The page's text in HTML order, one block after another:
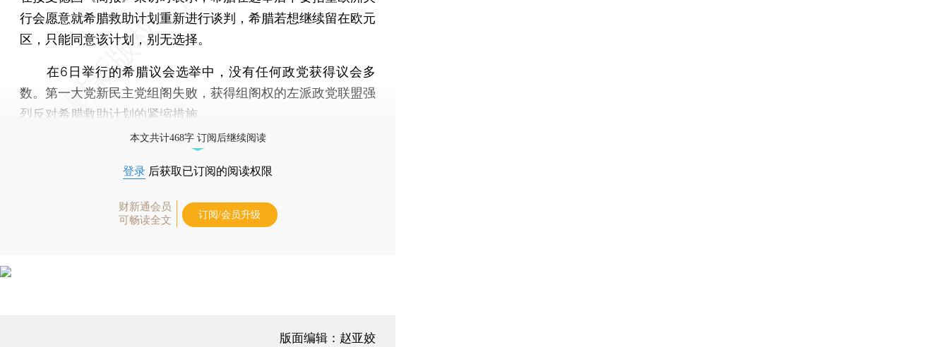
行会愿意就希腊救助计划重新进行谈判，希腊若想继续留在欧元
区，只能同意该计划，别无选择。
在6日举行的希腊议会选举中，没有任何政党获得议会多
数。第一大党新民主党组阁失败，获得组阁权的左派政党联盟强
烈反对希腊救助计划的紧缩措施。
本文共计468字 订阅后继续阅读
登录 后获取已订阅的阅读权限
财新通会员
可畅读全文
订阅/会员升级
版面编辑：赵亚姣